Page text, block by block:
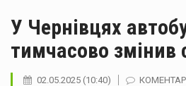
У Чернівцях
тимчасово змінив
02.05.2025 (10:40)